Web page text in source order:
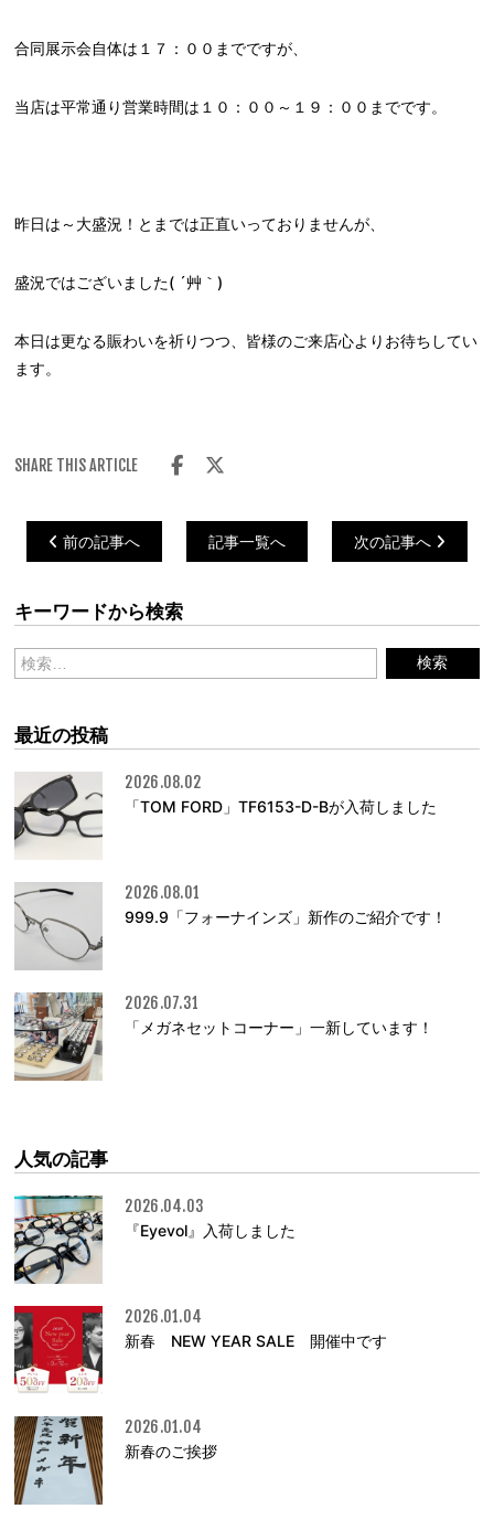
合同展示会自体は１７：００までですが、
当店は平常通り営業時間は１０：００～１９：００までです。
昨日は～大盛況！とまでは正直いっておりませんが、
盛況ではございました( ´艸｀)
本日は更なる賑わいを祈りつつ、皆様のご来店心よりお待ちしてい
ます。
SHARE THIS ARTICLE
前の記事へ 記事一覧へ 次の記事へ
キーワードから検索
最近の投稿
2026.08.02
「TOM FORD」TF6153-D-Bが入荷しました
2026.08.01
999.9「フォーナインズ」新作のご紹介です！
2026.07.31
「メガネセットコーナー」一新しています！
人気の記事
2026.04.03
『Eyevol』入荷しました
2026.01.04
新春 NEW YEAR SALE 開催中です
2026.01.04
新春のご挨拶